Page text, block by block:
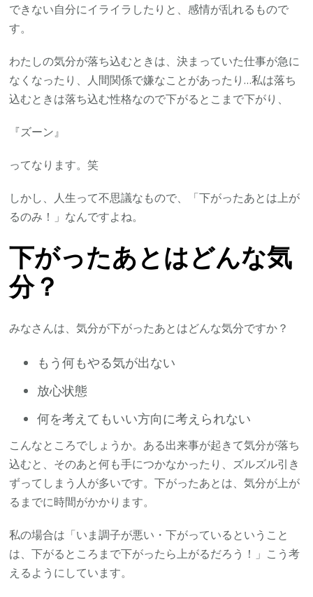
できない自分にイライラしたりと、感情が乱れるもので
す。
わたしの気分が落ち込むときは、決まっていた仕事が急に
なくなったり、人間関係で嫌なことがあったり…私は落ち
込むときは落ち込む性格なので下がるとこまで下がり、
『ズーン』
ってなります。笑
しかし、人生って不思議なもので、「下がったあとは上が
るのみ！」なんですよね。
下がったあとはどんな気
分？
みなさんは、気分が下がったあとはどんな気分ですか？
もう何もやる気が出ない
放心状態
何を考えてもいい方向に考えられない
こんなところでしょうか。ある出来事が起きて気分が落ち
込むと、そのあと何も手につかなかったり、ズルズル引き
ずってしまう人が多いです。下がったあとは、気分が上が
るまでに時間がかかります。
私の場合は「いま調子が悪い・下がっているということ
は、下がるところまで下がったら上がるだろう！」こう考
えるようにしています。